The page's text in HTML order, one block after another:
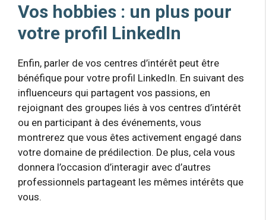
Vos hobbies : un plus pour
votre profil LinkedIn
Enfin, parler de vos centres d’intérêt peut être
bénéfique pour votre profil LinkedIn. En suivant des
influenceurs qui partagent vos passions, en
rejoignant des groupes liés à vos centres d’intérêt
ou en participant à des événements, vous
montrerez que vous êtes activement engagé dans
votre domaine de prédilection. De plus, cela vous
donnera l’occasion d’interagir avec d’autres
professionnels partageant les mêmes intérêts que
vous.